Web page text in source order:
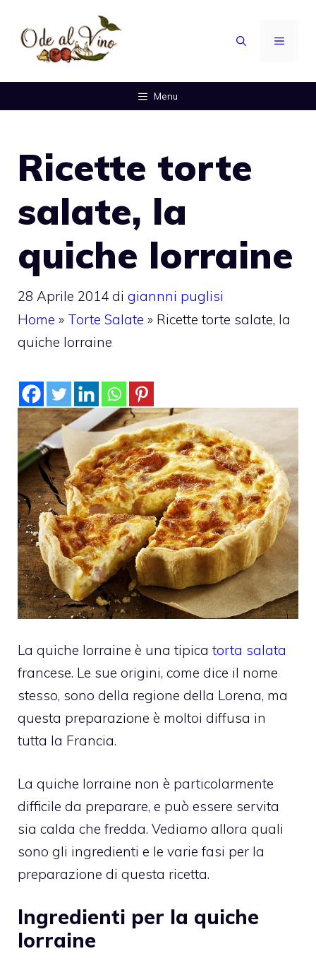
contenuto
MENU
Menu
Ricette torte
salate, la
quiche lorraine
28 Aprile 2014 di giannni puglisi
Home » Torte Salate » Ricette torte salate, la
quiche lorraine
La quiche lorraine è una tipica torta salata
francese. Le sue origini, come dice il nome
stesso, sono della regione della Lorena, ma
questa preparazione è moltoi diffusa in
tutta la Francia.
La quiche lorraine non è particolarmente
difficile da preparare, e può essere servita
sia calda che fredda. Vediamo allora quali
sono gli ingredienti e le varie fasi per la
preparazione di questa ricetta.
Ingredienti per la quiche
lorraine